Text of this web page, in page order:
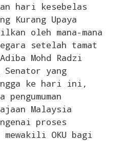
hari kesebelas
Kurang Upaya
oleh mana-mana
setelah tamat
Mohd Radzi
Senator yang
ke hari ini,
Malaysia
proses
OKU bagi